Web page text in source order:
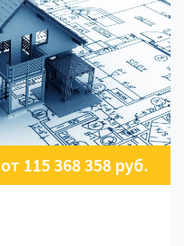
от 115 368 358 руб.